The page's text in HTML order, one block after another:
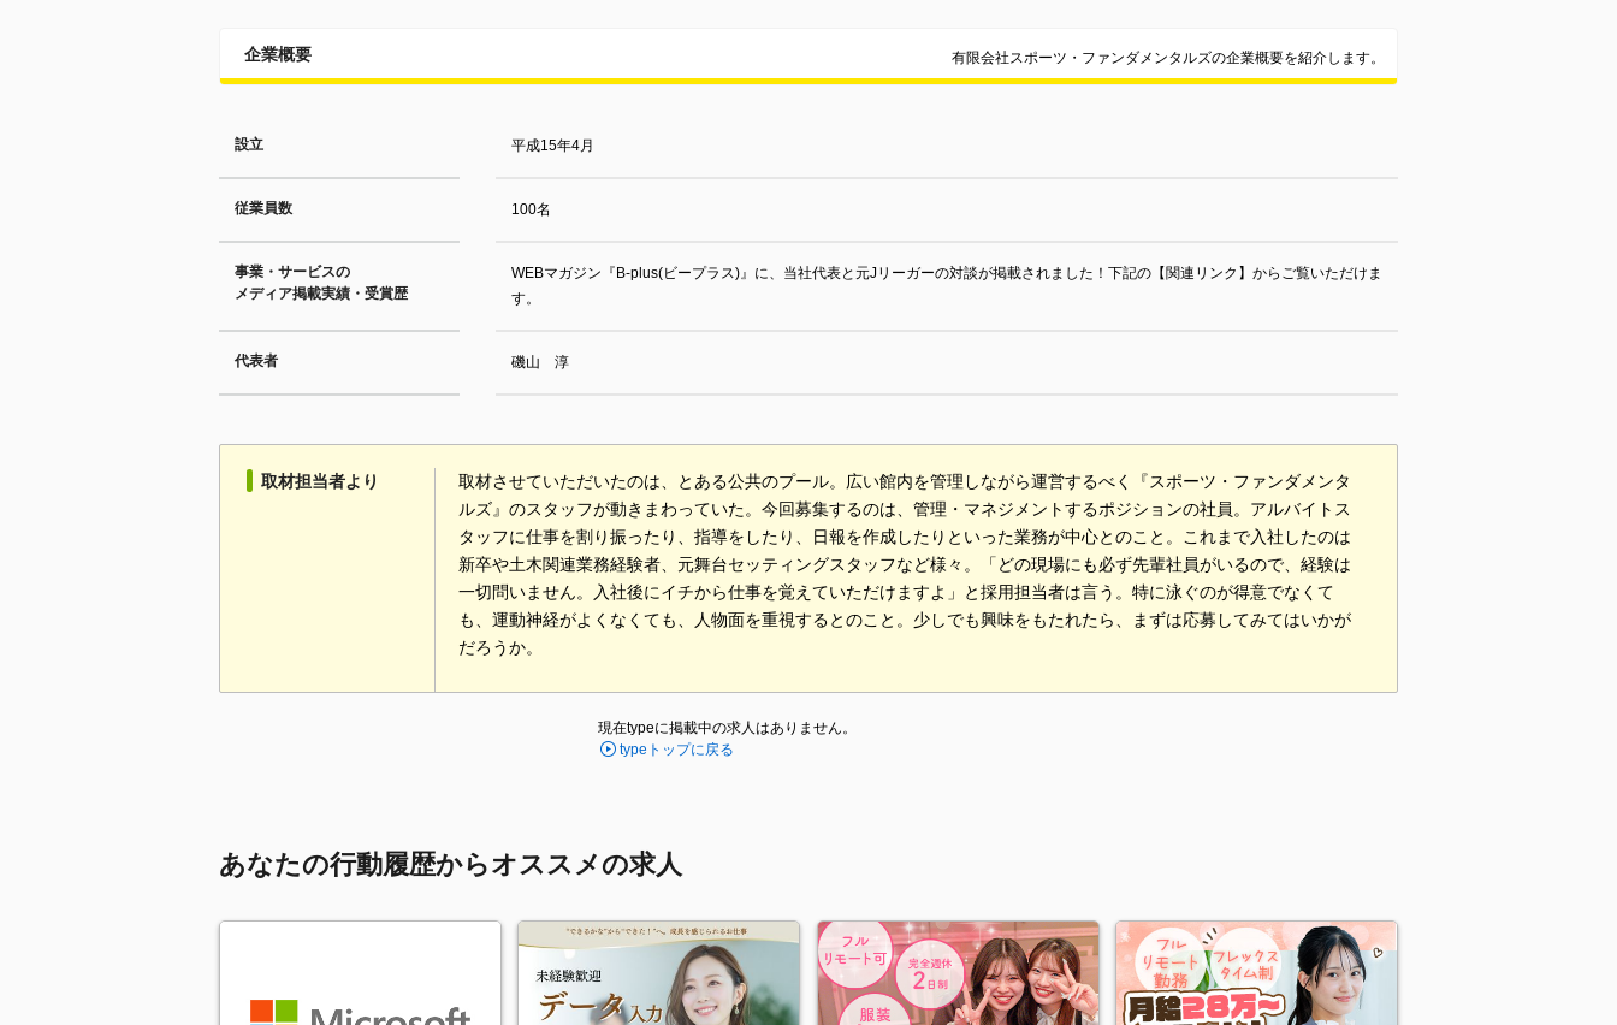
企業概要 有限会社スポーツ・ファンダメンタルズの企業概要を紹介します。
設立 平成15年4月
従業員数 100名
事業・サービスの
メディア掲載実績・受賞歴
WEBマガジン『B-plus(ビープラス)』に、当社代表と元Jリーガーの対談が掲載されました！下記の【関連リンク】からご覧いただけま
す。
代表者 磯山 淳
取材担当者より
取材させていただいたのは、とある公共のプール。広い館内を管理しながら運営するべく『スポーツ・ファンダメンタ
ルズ』のスタッフが動きまわっていた。今回募集するのは、管理・マネジメントするポジションの社員。アルバイトス
タッフに仕事を割り振ったり、指導をしたり、日報を作成したりといった業務が中心とのこと。これまで入社したのは
新卒や土木関連業務経験者、元舞台セッティングスタッフなど様々。「どの現場にも必ず先輩社員がいるので、経験は
一切問いません。入社後にイチから仕事を覚えていただけますよ」と採用担当者は言う。特に泳ぐのが得意でなくて
も、運動神経がよくなくても、人物面を重視するとのこと。少しでも興味をもたれたら、まずは応募してみてはいかが
だろうか。
現在typeに掲載中の求人はありません。
typeトップに戻る
あなたの行動履歴からオススメの求人